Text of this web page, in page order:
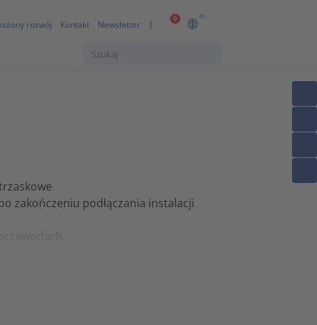
0 PL
rozwój Kontakt Newsletter
zakończeniu podłączania instalacji